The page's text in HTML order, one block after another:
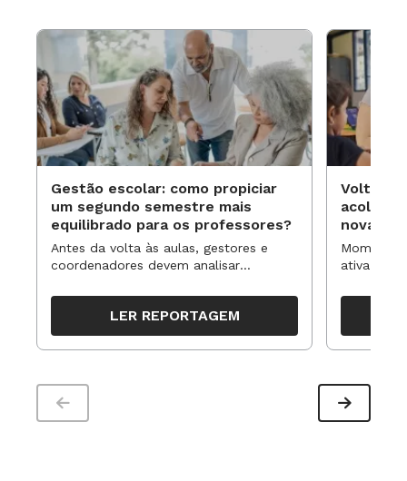
Gestão escolar: como propiciar
um segundo semestre mais
equilibrado para os professores?
Antes da volta às aulas, gestores e
coordenadores devem analisar
organizar ações para orientar o
trabalho pedagógico ao longo do
período
LER REPORTAGEM
Volta às
novas
ativa
propostas